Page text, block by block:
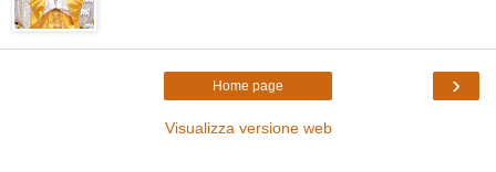
›
Home page
Visualizza versione web